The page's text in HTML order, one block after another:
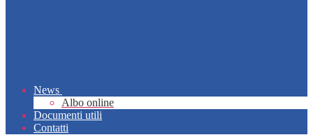
News
Albo online
Documenti utili
Contatti